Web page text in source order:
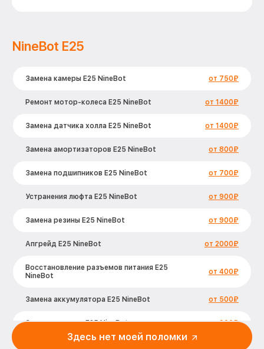
NineBot E25
Замена камеры E25 NineBot от 750₽
Ремонт мотор-колеса E25 NineBot от 1400₽
Замена датчика холла E25 NineBot от 1400₽
Замена амортизаторов E25 NineBot от 800₽
Замена подшипников E25 NineBot от 700₽
Устранения люфта E25 NineBot от 900₽
Замена резины E25 NineBot от 900₽
Апгрейд E25 NineBot от 2000₽
Восстановление разъемов питания E25
NineBot
от 400₽
Замена аккумулятора E25 NineBot от 500₽
Замена корпуса E25 NineBot от 900₽
Здесь нет моей поломки